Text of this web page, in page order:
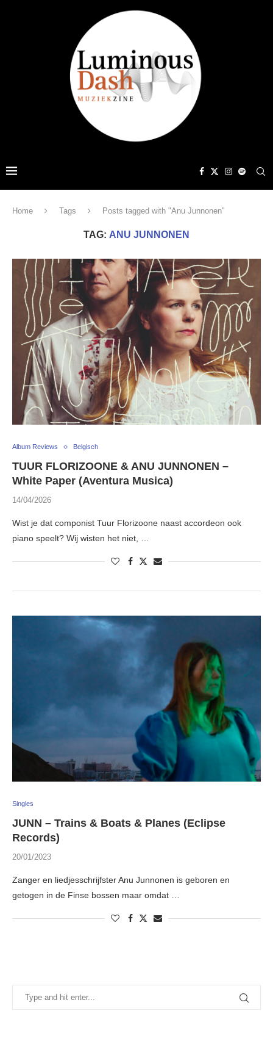
Home Tags Posts tagged with "Anu Junnonen"
TAG: ANU JUNNONEN
Album Reviews Belgisch
TUUR FLORIZOONE & ANU JUNNONEN –
White Paper (Aventura Musica)
14/04/2026
Wist je dat componist Tuur Florizoone naast accordeon ook
piano speelt? Wij wisten het niet, …
Singles
JUNN – Trains & Boats & Planes (Eclipse
Records)
20/01/2023
Zanger en liedjesschrijfster Anu Junnonen is geboren en
getogen in de Finse bossen maar omdat …